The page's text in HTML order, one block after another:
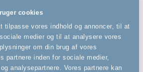
cookies
tilpasse vores indhold og annoncer, til at
medier og til at analysere vores
om din brug af vores
partnere inden for sociale medier,
analysepartnere. Vores partnere kan